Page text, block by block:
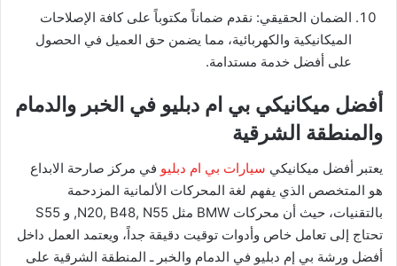
​الضمان الحقيقي: نقدم ضماناً مكتوباً على كافة الإصلاحات
الميكانيكية والكهربائية، مما يضمن حق العميل في الحصول
على أفضل خدمة مستدامة.
​أفضل ميكانيكي بي ام دبليو في الخبر والدمام
والمنطقة الشرقية
​يعتبر أفضل ميكانيكي سيارات بي ام دبليو في مركز صارحة الابداع
هو المتخصص الذي يفهم لغة المحركات الألمانية المزدحمة
بالتقنيات، حيث أن محركات BMW مثل N20, B48, N55, و S55
تحتاج إلى تعامل خاص وأدوات توقيت دقيقة جداً، ويعتمد العمل داخل
أفضل ورشة بي إم دبليو في الدمام والخبر ـ المنطقة الشرقية على